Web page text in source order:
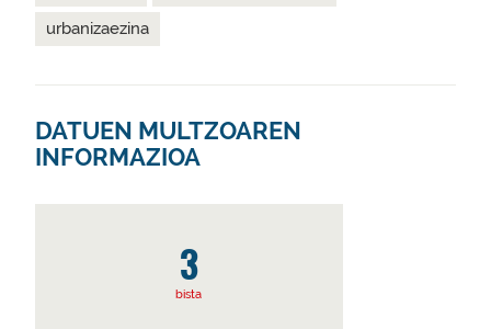
urbanizaezina
DATUEN MULTZOAREN
INFORMAZIOA
3
bista